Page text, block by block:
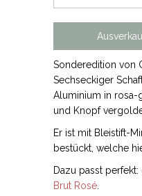
Sonderedition von
Sechseckiger
Aluminium in rosa-
und Knopf
Er ist mit Bleistift-
bestückt, welche
Dazu passt perfekt:
Brut Rosé